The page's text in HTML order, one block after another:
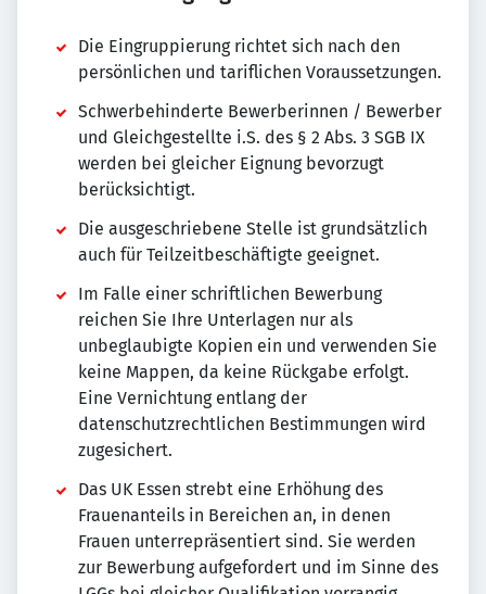
Die Eingruppierung richtet sich nach den
persönlichen und tariflichen Voraussetzungen.
Schwerbehinderte Bewerberinnen / Bewerber
und Gleichgestellte i.S. des § 2 Abs. 3 SGB IX
werden bei gleicher Eignung bevorzugt
berücksichtigt.
Die ausgeschriebene Stelle ist grundsätzlich
auch für Teilzeitbeschäftigte geeignet.
Im Falle einer schriftlichen Bewerbung
reichen Sie Ihre Unterlagen nur als
unbeglaubigte Kopien ein und verwenden Sie
keine Mappen, da keine Rückgabe erfolgt.
Eine Vernichtung entlang der
datenschutzrechtlichen Bestimmungen wird
zugesichert.
Das UK Essen strebt eine Erhöhung des
Frauenanteils in Bereichen an, in denen
Frauen unterrepräsentiert sind. Sie werden
zur Bewerbung aufgefordert und im Sinne des